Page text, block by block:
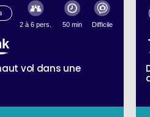
2 à 6 pers. 50 min Difficile
vol dans une